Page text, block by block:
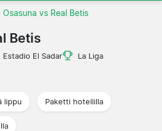
Osasuna vs Real Betis
Betis
Estadio El Sadar
La Liga
lippu Paketti hotellilla